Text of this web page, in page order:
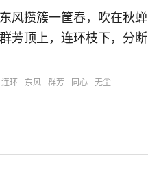
风攒簇一筐春，吹在秋蝉
芳顶上，连环枝下，分断
连环 东风 群芳 同心 无尘